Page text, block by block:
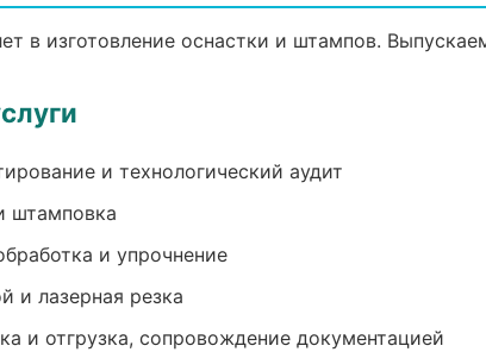
в изготовление оснастки и штампов.
и технологический аудит
штамповка
и упрочнение
и лазерная резка
и отгрузка, сопровождение документацией